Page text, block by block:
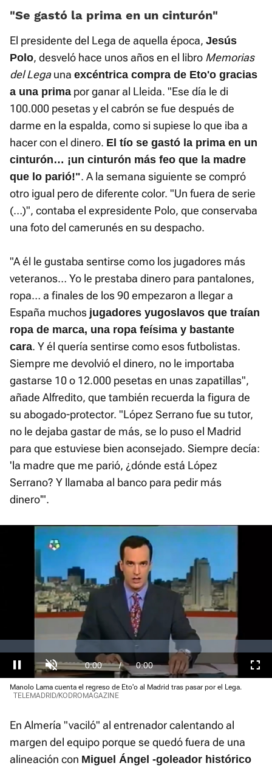
«Se gastó la prima en un cinturón»
El presidente del Lega de aquella época, Jesús
Polo, desveló hace unos años en el libro Memorias
del Legauna excéntrica compra de Eto'o gracias
a una prima por ganar al Lleida. "Ese día le di
100.000 pesetas y el cabrón se fue después de
darme en la espalda, como si supiese lo que iba a
hacer con el dinero. El tío se gastó la prima en un
cinturón… ¡un cinturón más feo que la madre
que lo parió!". A la semana siguiente se compró
otro igual pero de diferente color. "Un fuera de serie
(…)", contaba el expresidente Polo, que conservaba
una foto del camerunés en su despacho.
"A él le gustaba sentirse como los jugadores más
veteranos… Yo le prestaba dinero para pantalones,
ropa… a finales de los 90 empezaron a llegar a
España muchos jugadores yugoslavos que traían
ropa de marca, una ropa feísima y bastante
cara. Y él quería sentirse como esos futbolistas.
Siempre me devolvió el dinero, no le importaba
gastarse 10 o 12.000 pesetas en unas zapatillas",
añade Alfredito, que también recuerda la figura de
su abogado-protector. "López Serrano fue su tutor,
no le dejaba gastar de más, se lo puso el Madrid
para que estuviese bien aconsejado. Siempre decía:
'la madre que me parió, ¿dónde está López
Serrano? Y llamaba al banco para pedir más
dinero'".
Video
Player
is
loading.
Pausa Unmute Current
Time
0:00 / Duration
1:05
:
Manolo Lama cuenta el regreso de Eto'o al Madrid tras pasar por el Lega.
TELEMADRID/KODROMAGAZINE
En Almería "vaciló" al entrenador calentando al
margen del equipo porque se quedó fuera de una
alineación con Miguel Ángel -goleador histórico